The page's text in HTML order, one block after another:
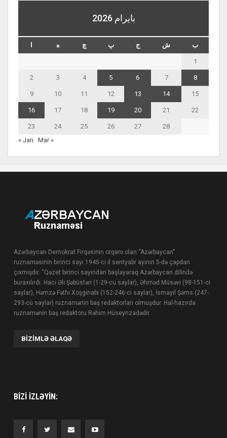
بايرام 2026
ه چ پ ج ش ب
1
2 3 4 5 6 7 8
9 10 11 12 13 14 15
16 17 18 19 20 21 22
23 24 25 26 27
28
« Jan
Mar »
Azərbaycan Demokrat Firqəsinin orqanı olan “Azərbaycan”
ruznaməsinin birinci sayı 1945-ci il sentyabr ayının 5-də çapdan
çıxmışdır. “Qəzet birinci sayından başlayaraq Azərbaycan dilində
buraxılırdı. Hacı Əli Şəbüstəri (1-29-cu saylar), Əhməd Müsəvi (98-151-ci
saylar), Həmzə Fəthi Xoşginabi (152-246-cı saylar), İsmayıl Şəms (247-
293-cü saylar) ruznamənin baş redaktorları olmuşdur. Hal-hazırda
ruznamənin baş redaktoru Rəhim Hüseynzadədir.
BIZIMLƏ ƏLAQƏ
BIZI IZLƏYIN: